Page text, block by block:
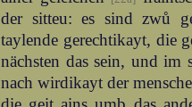
der sitteu: es sind zwů
taylende gerechtikayt, die
nächsten das sein, und im
nach wirdikayt der